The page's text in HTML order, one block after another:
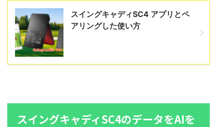
スイングキャディSC4 アプリとペ
アリングした使い方
スイングキャディSC4のデータをAIを